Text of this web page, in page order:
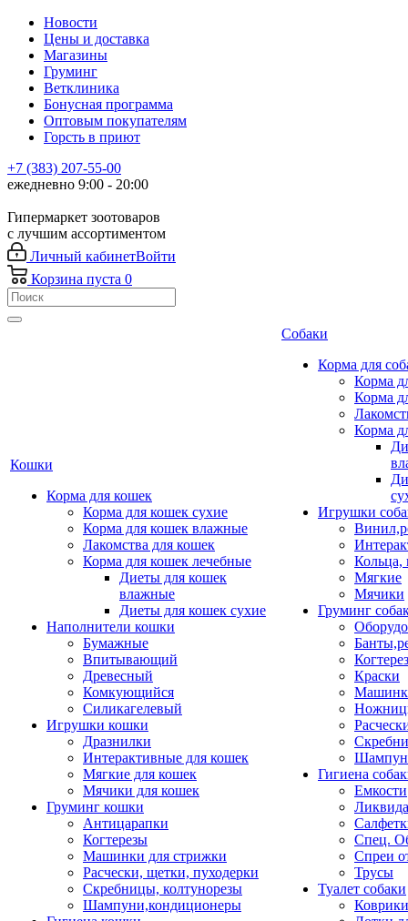
Новости
Цены и доставка
Магазины
Груминг
Ветклиника
Бонусная программа
Оптовым покупателям
Горсть в приют
+7 (383) 207-55-00
ежедневно 9:00 - 20:00
Гипермаркет зоотоваров
с лучшим ассортиментом
Личный кабинетВойти
Корзина пуста 0
Кошки
Корма для кошек
Корма для кошек сухие
Корма для кошек влажные
Лакомства для кошек
Корма для кошек лечебные
Диеты для кошек
влажные
Диеты для кошек сухие
Наполнители кошки
Бумажные
Впитывающий
Древесный
Комкующийся
Силикагелевый
Игрушки кошки
Дразнилки
Интерактивные для кошек
Мягкие для кошек
Мячики для кошек
Груминг кошки
Антицарапки
Когтерезы
Машинки для стрижки
Расчески, щетки, пуходерки
Скребницы, колтунорезы
Шампуни,кондиционеры
Собаки
Корма для
Корма
Корма
Корма
Игрушки
Кольца,
Мягкие
Мячики
Груминг
Краски
Гигиена
Емкости
Спец.
Спреи
Трусы
Туалет собаки
Коврики